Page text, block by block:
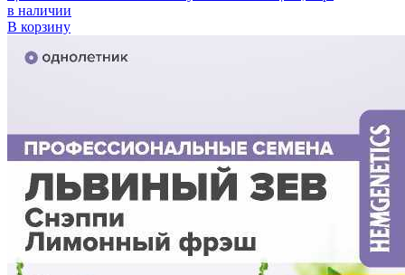
в наличии
В корзину